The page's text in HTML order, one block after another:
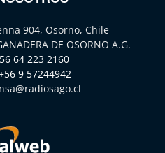
904, Osorno, Chile
DE OSORNO A.G.
64 223 2160
9 57244942